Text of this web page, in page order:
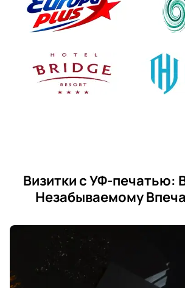
Визитки с УФ-печатью:
Незабываемому